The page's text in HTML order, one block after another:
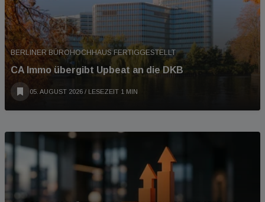
BERLINER BÜROHOCHHAUS FERTIGGESTELLT
CA Immo übergibt Upbeat an die DKB
05. AUGUST 2026 / LESEZEIT 1 MIN